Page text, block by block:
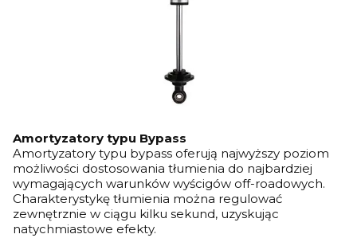
Amortyzatory typu Bypass
Amortyzatory typu bypass oferują najwyższy poziom
możliwości dostosowania tłumienia do najbardziej
wymagających warunków wyścigów off-roadowych.
Charakterystykę tłumienia można regulować
zewnętrznie w ciągu kilku sekund, uzyskując
natychmiastowe efekty.